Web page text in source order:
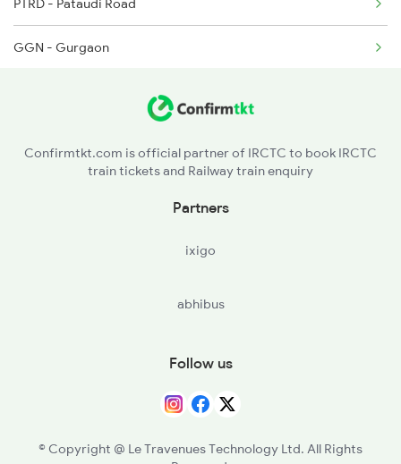
2464 Rjsthn S Krn Spl
2915 Adi Dli Special
PTRD - Pataudi Road
GGN - Gurgaon
BLQR - Bilaspur Road
Confirmtkt.com is official partner of IRCTC to book IRCTC
train tickets and Railway train enquiry
Partners
ixigo
abhibus
Follow us
© Copyright @ Le Travenues Technology Ltd. All Rights